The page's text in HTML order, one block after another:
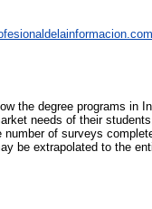
the degree programs in
needs of their
of surveys
be extrapolated to the